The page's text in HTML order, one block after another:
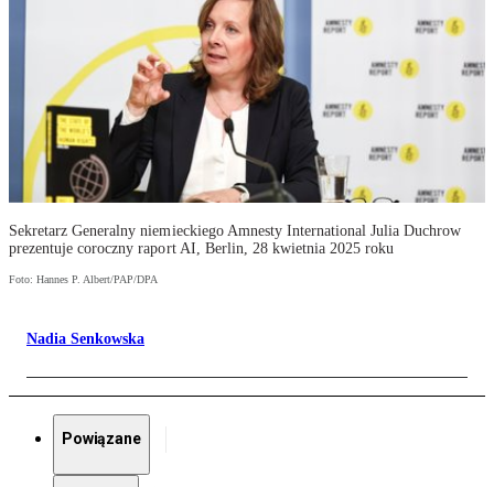
Sekretarz Generalny niemieckiego Amnesty International Julia Duchrow
prezentuje coroczny raport AI, Berlin, 28 kwietnia 2025 roku
Foto: Hannes P. Albert/PAP/DPA
Nadia Senkowska
Powiązane